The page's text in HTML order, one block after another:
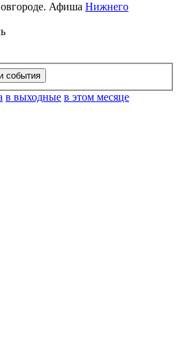
Афиша Нижнего
в выходные в этом месяце